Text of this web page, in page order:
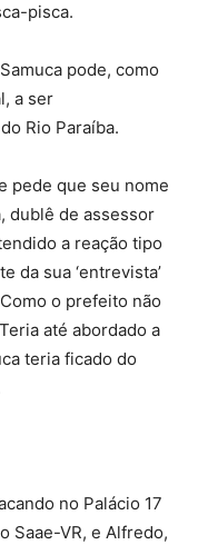
pisca.
pode, como
a ser
Rio Paraíba.
pede que seu nome
dublê de assessor
a reação tipo
da sua ‘entrevista’
o prefeito não
até abordado a
teria ficado do
no Palácio 17
Saae-VR, e Alfredo,